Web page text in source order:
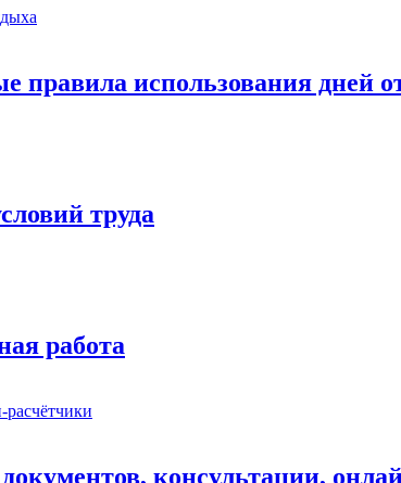
правила использования дней
труда
работа
консультации,